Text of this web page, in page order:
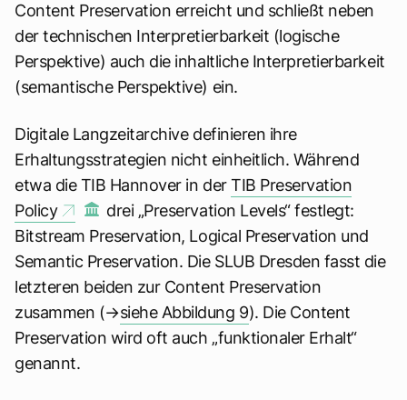
Content Preservation erreicht und schließt neben
der technischen Interpretierbarkeit (logische
Perspektive) auch die inhaltliche Interpretierbarkeit
(semantische Perspektive) ein.
Digitale Langzeitarchive definieren ihre
Erhaltungsstrategien nicht einheitlich. Während
etwa die TIB Hannover in derTIB Preservation
Policy
drei „Preservation Levels“ festlegt:
Bitstream Preservation, Logical Preservation und
Semantic Preservation. Die SLUB Dresden fasst die
letzteren beiden zur Content Preservation
zusammen (→siehe Abbildung 9). Die Content
Preservation wird oft auch „funktionaler Erhalt“
genannt.